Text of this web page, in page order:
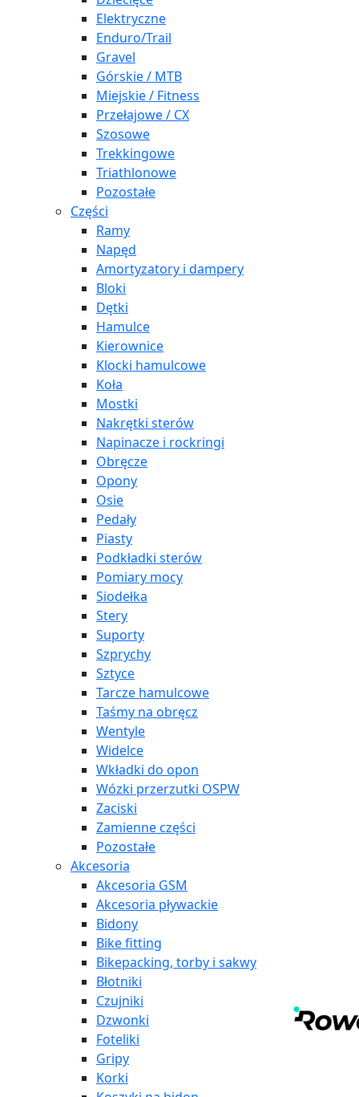
Elektryczne
Enduro/Trail
Gravel
Górskie / MTB
Miejskie / Fitness
Przełajowe / CX
Szosowe
Trekkingowe
Triathlonowe
Pozostałe
Części
Ramy
Napęd
Amortyzatory i dampery
Bloki
Dętki
Hamulce
Kierownice
Klocki hamulcowe
Koła
Mostki
Nakrętki sterów
Napinacze i rockringi
Obręcze
Opony
Osie
Pedały
Piasty
Podkładki sterów
Pomiary mocy
Siodełka
Stery
Suporty
Szprychy
Sztyce
Tarcze hamulcowe
Taśmy na obręcz
Wentyle
Widelce
Wkładki do opon
Wózki przerzutki OSPW
Zaciski
Zamienne części
Pozostałe
Akcesoria
Akcesoria GSM
Akcesoria pływackie
Bidony
Bike fitting
Bikepacking, torby i sakwy
Błotniki
Czujniki
Dzwonki
Foteliki
Gripy
Korki